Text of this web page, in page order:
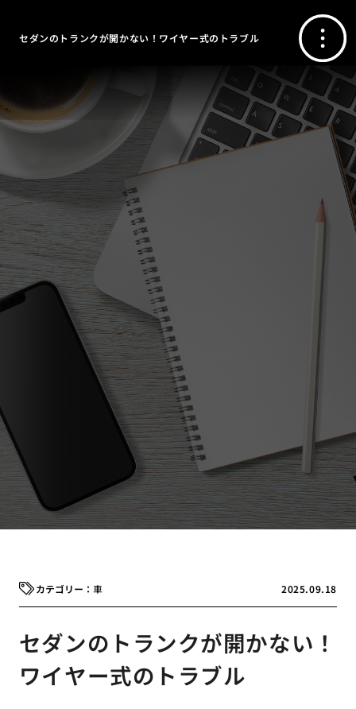
セダンのトランクが開かない！ワイヤー式のトラブル
2025.09.18
車
セダンのトランクが開かない！
ワイヤー式のトラブル